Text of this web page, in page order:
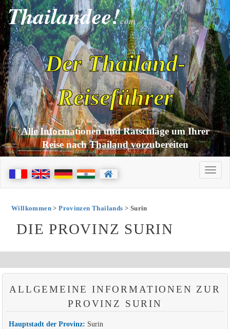
Thailandee!com
Der Thailand-
Reiseführer
Alle Informationen und Ratschläge um Ihrer
Reise nach Thailand vorzubereiten
Willkommen>Provinzen Thailands > Surin
DIE PROVINZ SURIN
ALLGEMEINE INFORMATIONEN ZUR
PROVINZ SURIN
Hauptstadt der Provinz: Surin